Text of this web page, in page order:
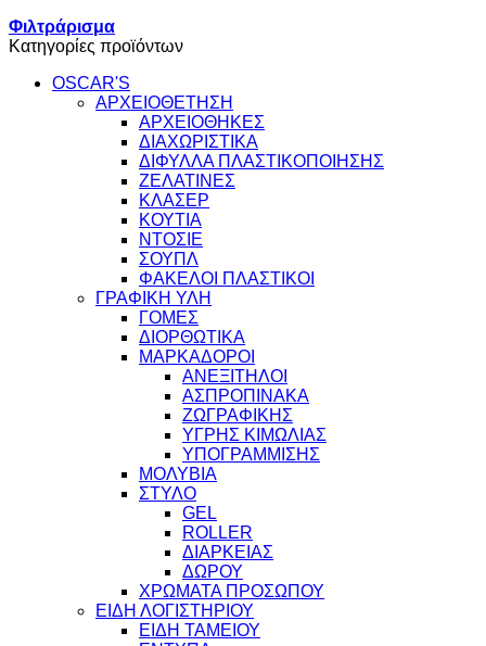
Φιλτράρισμα
Κατηγορίες προϊόντων
OSCAR'S
ΑΡΧΕΙΟΘΕΤΗΣΗ
ΑΡΧΕΙΟΘΗΚΕΣ
ΔΙΑΧΩΡΙΣΤΙΚΑ
ΔΙΦΥΛΛΑ ΠΛΑΣΤΙΚΟΠΟΙΗΣΗΣ
ΖΕΛΑΤΙΝΕΣ
ΚΛΑΣΕΡ
ΚΟΥΤΙΑ
ΝΤΟΣΙΕ
ΣΟΥΠΛ
ΦΑΚΕΛΟΙ ΠΛΑΣΤΙΚΟΙ
ΓΡΑΦΙΚΗ ΥΛΗ
ΓΟΜΕΣ
ΔΙΟΡΘΩΤΙΚΑ
ΜΑΡΚΑΔΟΡΟΙ
ΑΝΕΞΙΤΗΛΟΙ
ΑΣΠΡΟΠΙΝΑΚΑ
ΖΩΓΡΑΦΙΚΗΣ
ΥΓΡΗΣ ΚΙΜΩΛΙΑΣ
ΥΠΟΓΡΑΜΜΙΣΗΣ
ΜΟΛΥΒΙΑ
ΣΤΥΛΟ
GEL
ROLLER
ΔΙΑΡΚΕΙΑΣ
ΔΩΡΟΥ
ΧΡΩΜΑΤΑ ΠΡΟΣΩΠΟΥ
ΕΙΔΗ ΛΟΓΙΣΤΗΡΙΟΥ
ΕΙΔΗ ΤΑΜΕΙΟΥ